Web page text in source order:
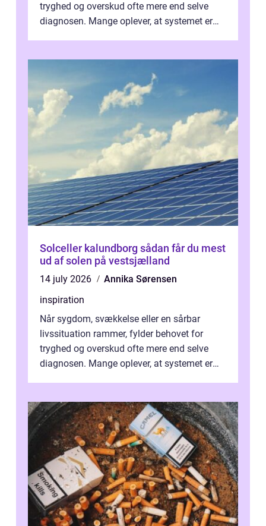
tryghed og overskud ofte mere end selve
diagnosen. Mange oplever, at systemet er
Solceller kalundborg sådan får du mest
ud af solen på vestsjælland
14 july 2026
Annika Sørensen
inspiration
Når sygdom, svækkelse eller en sårbar
livssituation rammer, fylder behovet for
tryghed og overskud ofte mere end selve
diagnosen. Mange oplever, at systemet er